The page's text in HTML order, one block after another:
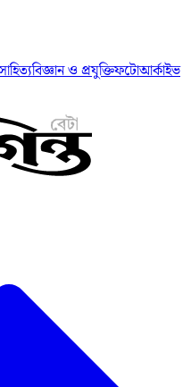
বিজ্ঞান ও প্রযুক্তিফটোআর্কাইভ